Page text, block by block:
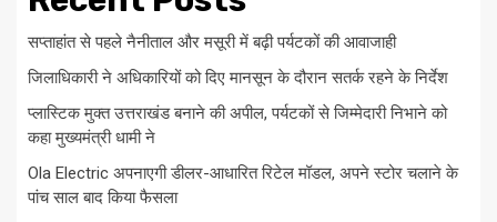
सप्ताहांत से पहले नैनीताल और मसूरी में बढ़ी पर्यटकों की आवाजाही
जिलाधिकारी ने अधिकारियों को दिए मानसून के दौरान सतर्क रहने के निर्देश
प्लास्टिक मुक्त उत्तराखंड बनाने की अपील, पर्यटकों से जिम्मेदारी निभाने को
कहा मुख्यमंत्री धामी ने
Ola Electric अपनाएगी डीलर-आधारित रिटेल मॉडल, अपने स्टोर चलाने के
पांच साल बाद किया फैसला